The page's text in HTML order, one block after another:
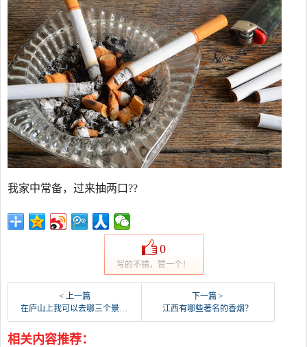
我家中常备，过来抽两口??
0
写的不错，赞一个！
< 上一篇
在庐山上我可以去哪三个景点，基本上是步行，不坐索道？
下一篇 >
江西有哪些著名的香烟？
相关内容推荐：